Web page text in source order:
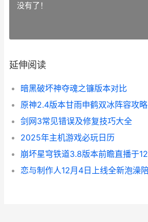
没有了！
延伸阅读
暗黑破坏神夺魂之镰版本对比
原神2.4版本甘雨申鹤双冰阵容攻略
剑网3常见错误及修复技巧大全
2025年主机游戏必玩日历